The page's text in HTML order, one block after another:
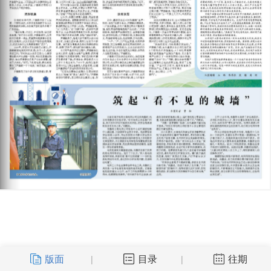
版面 | 目录 | 往期